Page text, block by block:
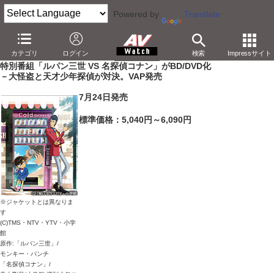
Powered by Translate
カテゴリ ログイン 検索 Impressサイト
AV Watch コンテンツ・サービス
BD/DVD
特別番組「ルパン三世 VS 名探偵コナン」がBD/DVD化
－大怪盗と天才少年探偵が対決。VAP発売
※ジャケットとは異なりま
す
(C)TMS・NTV・YTV・小学
館
原作:「ルパン三世」/
モンキー・パンチ
「名探偵コナン」/
7月24日発売
標準価格：5,040円～6,090円